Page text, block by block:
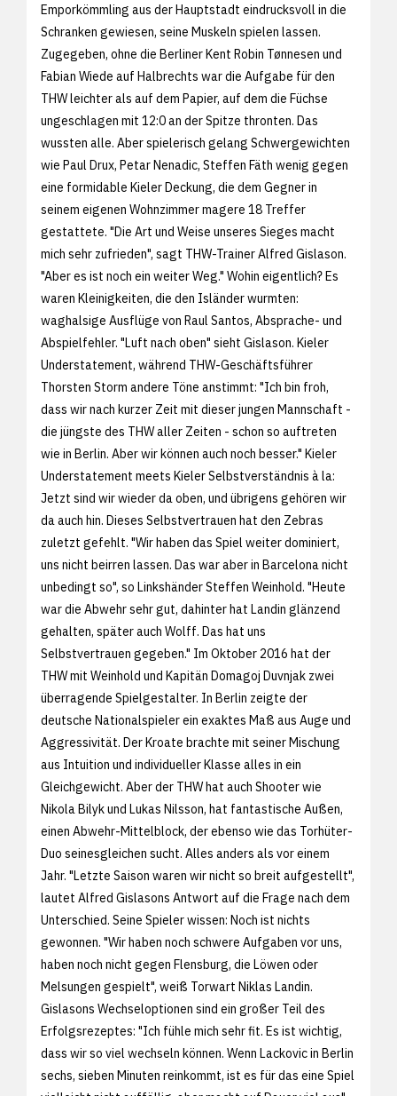
Emporkömmling aus der Hauptstadt eindrucksvoll in die
Schranken gewiesen, seine Muskeln spielen lassen.
Zugegeben, ohne die Berliner Kent Robin Tønnesen und
Fabian Wiede auf Halbrechts war die Aufgabe für den
THW leichter als auf dem Papier, auf dem die Füchse
ungeschlagen mit 12:0 an der Spitze thronten. Das
wussten alle. Aber spielerisch gelang Schwergewichten
wie Paul Drux, Petar Nenadic, Steffen Fäth wenig gegen
eine formidable Kieler Deckung, die dem Gegner in
seinem eigenen Wohnzimmer magere 18 Treffer
gestattete. "Die Art und Weise unseres Sieges macht
mich sehr zufrieden", sagt THW-Trainer Alfred Gislason.
"Aber es ist noch ein weiter Weg." Wohin eigentlich? Es
waren Kleinigkeiten, die den Isländer wurmten:
waghalsige Ausflüge von Raul Santos, Absprache- und
Abspielfehler. "Luft nach oben" sieht Gislason. Kieler
Understatement, während THW-Geschäftsführer
Thorsten Storm andere Töne anstimmt: "Ich bin froh,
dass wir nach kurzer Zeit mit dieser jungen Mannschaft -
die jüngste des THW aller Zeiten - schon so auftreten
wie in Berlin. Aber wir können auch noch besser." Kieler
Understatement meets Kieler Selbstverständnis à la:
Jetzt sind wir wieder da oben, und übrigens gehören wir
da auch hin. Dieses Selbstvertrauen hat den Zebras
zuletzt gefehlt. "Wir haben das Spiel weiter dominiert,
uns nicht beirren lassen. Das war aber in Barcelona nicht
unbedingt so", so Linkshänder Steffen Weinhold. "Heute
war die Abwehr sehr gut, dahinter hat Landin glänzend
gehalten, später auch Wolff. Das hat uns
Selbstvertrauen gegeben." Im Oktober 2016 hat der
THW mit Weinhold und Kapitän Domagoj Duvnjak zwei
überragende Spielgestalter. In Berlin zeigte der
deutsche Nationalspieler ein exaktes Maß aus Auge und
Aggressivität. Der Kroate brachte mit seiner Mischung
aus Intuition und individueller Klasse alles in ein
Gleichgewicht. Aber der THW hat auch Shooter wie
Nikola Bilyk und Lukas Nilsson, hat fantastische Außen,
einen Abwehr-Mittelblock, der ebenso wie das Torhüter-
Duo seinesgleichen sucht. Alles anders als vor einem
Jahr. "Letzte Saison waren wir nicht so breit aufgestellt",
lautet Alfred Gislasons Antwort auf die Frage nach dem
Unterschied. Seine Spieler wissen: Noch ist nichts
gewonnen. "Wir haben noch schwere Aufgaben vor uns,
haben noch nicht gegen Flensburg, die Löwen oder
Melsungen gespielt", weiß Torwart Niklas Landin.
Gislasons Wechseloptionen sind ein großer Teil des
Erfolgsrezeptes: "Ich fühle mich sehr fit. Es ist wichtig,
dass wir so viel wechseln können. Wenn Lackovic in Berlin
sechs, sieben Minuten reinkommt, ist es für das eine Spiel